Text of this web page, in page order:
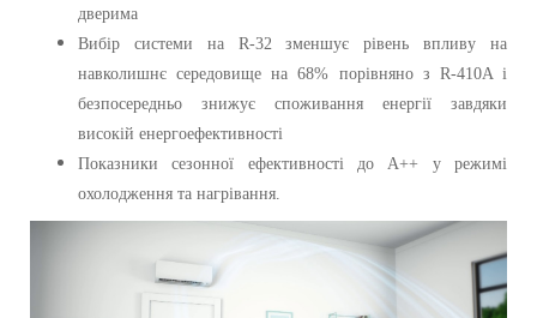
дверима
Вибір системи на R-32 зменшує рівень впливу на
навколишнє середовище на 68% порівняно з R-410A і
безпосередньо знижує споживання енергії завдяки
високій енергоефективності
Показники сезонної ефективності до A++ у режимі
охолодження та нагрівання.